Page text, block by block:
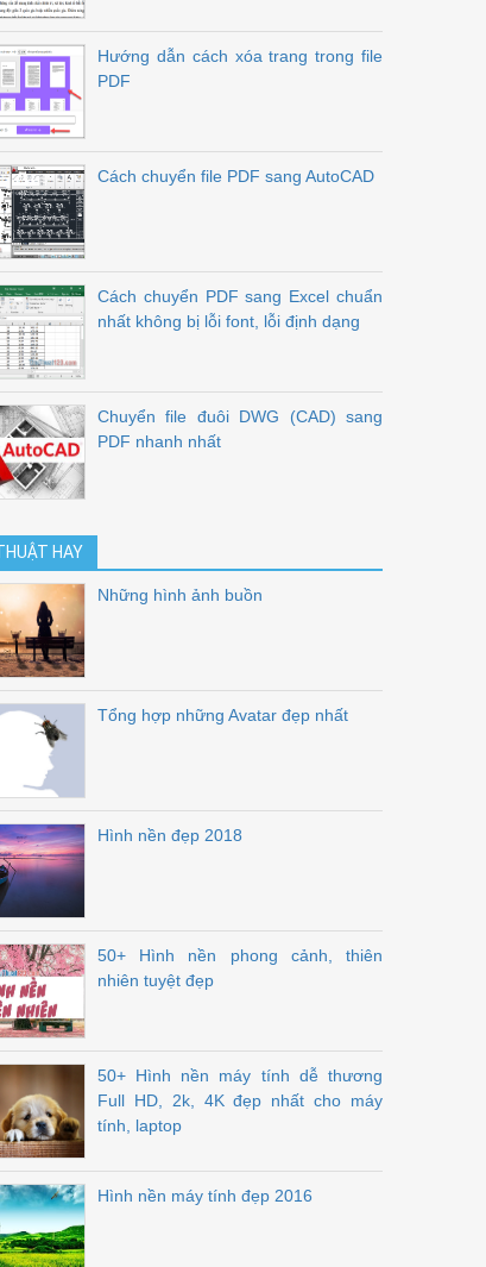
Hướng dẫn cách xóa trang trong file
PDF
Cách chuyển file PDF sang AutoCAD
Cách chuyển PDF sang Excel chuẩn
nhất không bị lỗi font, lỗi định dạng
Chuyển file đuôi DWG (CAD) sang
PDF nhanh nhất
HAY
Những hình ảnh buồn
Tổng hợp những Avatar đẹp nhất
Hình nền đẹp 2018
50+ Hình nền phong cảnh, thiên
nhiên tuyệt đẹp
50+ Hình nền máy tính dễ thương
Full HD, 2k, 4K đẹp nhất cho máy
tính, laptop
Hình nền máy tính đẹp 2016